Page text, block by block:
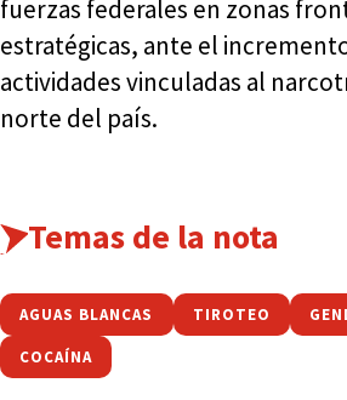
fuerzas federales en zonas
estratégicas, ante el
actividades vinculadas al
norte del país.
Temas de la nota
AGUAS BLANCAS TIROTEO
COCAÍNA